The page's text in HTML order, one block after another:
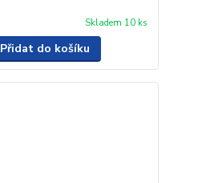
Skladem 10 ks
Přidat do košíku